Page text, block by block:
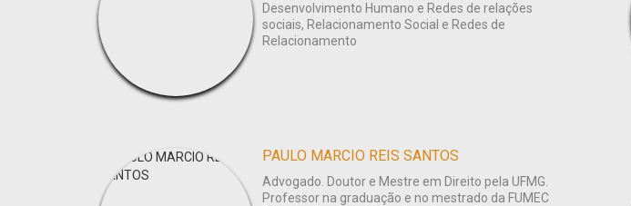
Desenvolvimento Humano e Redes de relações
sociais, Relacionamento Social e Redes de
Relacionamento
PAULO MARCIO REIS SANTOS
Advogado. Doutor e Mestre em Direito pela UFMG.
Professor na graduação e no mestrado da FUMEC